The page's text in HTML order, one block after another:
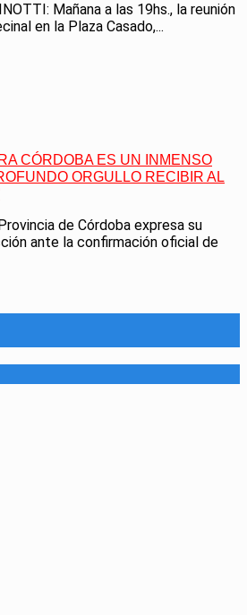
Mañana a las 19hs., la reunión
en la Plaza Casado,...
CÓRDOBA ES UN INMENSO
ORGULLO RECIBIR AL
de Córdoba expresa su
ante la confirmación oficial de